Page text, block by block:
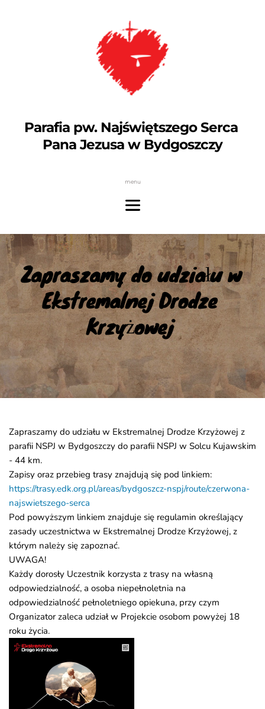
Parafia pw. Najświętszego Serca
Pana Jezusa w Bydgoszczy
menu
Zapraszamy do udziału w
Ekstremalnej Drodze
Krzyżowej
Zapraszamy do udziału w Ekstremalnej Drodze Krzyżowej z
parafii NSPJ w Bydgoszczy do parafii NSPJ w Solcu Kujawskim
- 44 km.
Zapisy oraz przebieg trasy znajdują się pod linkiem:
https://trasy.edk.org.pl/areas/bydgoszcz-nspj/route/czerwona-
najswietszego-serca
Pod powyższym linkiem znajduje się regulamin określający
zasady uczestnictwa w Ekstremalnej Drodze Krzyżowej, z
którym należy się zapoznać.
UWAGA!
Każdy dorosły Uczestnik korzysta z trasy na własną
odpowiedzialność, a osoba niepełnoletnia na
odpowiedzialność pełnoletniego opiekuna, przy czym
Organizator zaleca udział w Projekcie osobom powyżej 18
roku życia.